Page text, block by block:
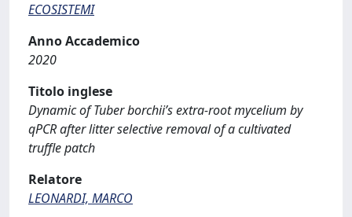
ECOSISTEMI
Anno Accademico
2020
Titolo inglese
Dynamic of Tuber borchii’s extra-root mycelium by
qPCR after litter selective removal of a cultivated
truffle patch
Relatore
LEONARDI, MARCO